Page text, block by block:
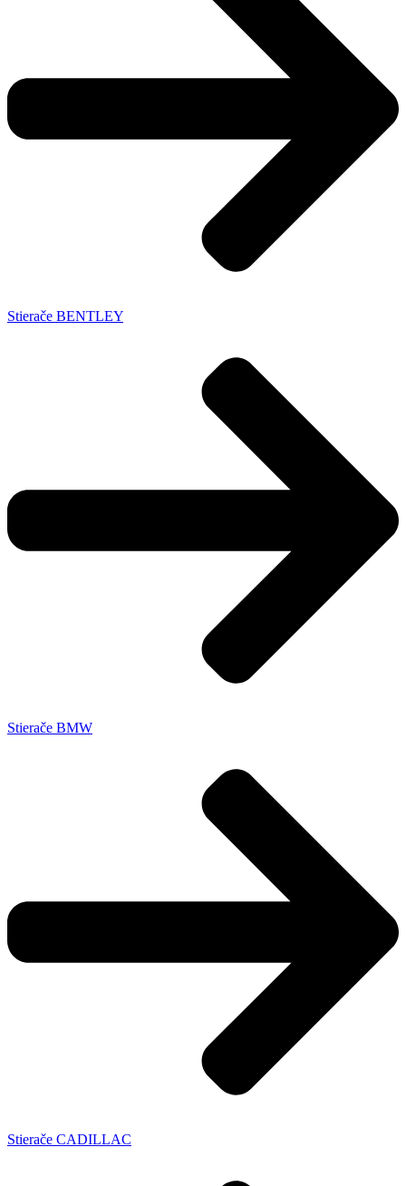
Stierače BENTLEY
Stierače BMW
Stierače CADILLAC